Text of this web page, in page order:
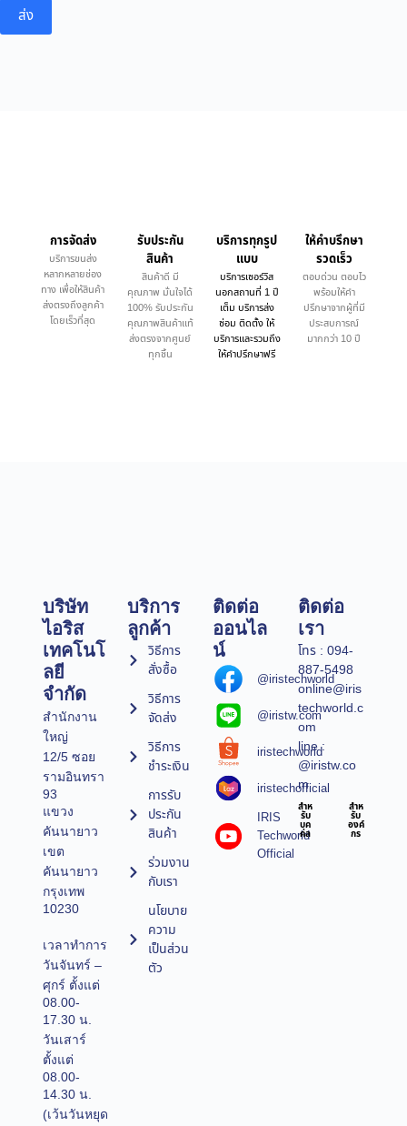
ส่ง
การจัดส่ง
บริการขนส่ง
หลากหลายช่อง
ทาง เพื่อให้สินค้า
ส่งตรงถึงลูกค้า
โดยเร็วที่สุด
รับประกัน
สินค้า
สินค้าดี มี
คุณภาพ มั่นใจได้
100% รับประกัน
คุณภาพสินค้าแท้
ส่งตรงจากศูนย์
ทุกชิ้น
บริการทุกรูป
แบบ
บริการเซอร์วิส
นอกสถานที่ 1 ปี
เต็ม บริการส่ง
ซ่อม ติดตั้ง ให้
บริการและรวมถึง
ให้คำปรึกษาฟรี
ให้คำบรึกษา
รวดเร็ว
ตอบด่วน ตอบไว
พร้อมให้คำ
ปรึกษาจากผู้ที่มี
ประสบการณ์
มากกว่า 10 ปี
บริษัท
ไอริส
เทคโนโ
ลยี
จำกัด
สำนักงาน
ใหญ่
12/5 ซอย
รามอินทรา
93
แขวง
คันนายาว
เขต
คันนายาว
กรุงเทพ
10230
เวลาทำการ
วันจันทร์ –
ศุกร์ ตั้งแต่
08.00-
17.30 น.
วันเสาร์
ตั้งแต่
08.00-
14.30 น.
(เว้นวันหยุด
บริการ
ลูกค้า
วิธีการ
สั่งซื้อ
วิธีการ
จัดส่ง
วิธีการ
ชำระเงิน
การรับ
ประกัน
สินค้า
ร่วมงาน
กับเรา
นโยบาย
ความ
เป็นส่วน
ตัว
ติดต่อ
ออนไล
น์
@iristechworld
@iristw.com
iristechworld
iristechofficial
IRIS
Techworld
Official
ติดต่อ
เรา
โทร : 094-
887-5498
online@iris
techworld.c
om
line :
@iristw.co
m
สำห
รับ
บุค
คล
สำห
รับ
องค์
กร